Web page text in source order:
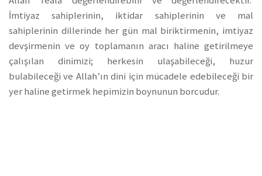
İmtiyaz sahiplerinin, iktidar sahiplerinin ve mal
sahiplerinin dillerinde her gün mal biriktirmenin, imtiyaz
devşirmenin ve oy toplamanın aracı haline getirilmeye
çalışılan dinimizi; herkesin ulaşabileceği, huzur
bulabileceği ve Allah’ın dini için mücadele edebileceği bir
yer haline getirmek hepimizin boynunun borcudur.